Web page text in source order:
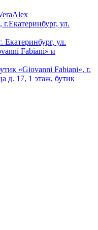
ул.
ул.
Fabiani» и
«Giovanni Fabiani», г.
д. 17, 1 этаж, бутик